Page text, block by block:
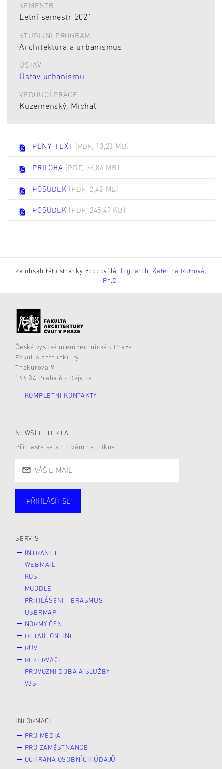
SEMESTR
Letní semestr 2021
STUDIJNÍ PROGRAM
Architektura a urbanismus
ÚSTAV
Ústav urbanismu
VEDOUCÍ PRÁCE
Kuzemenský, Michal
PLNY_TEXT (PDF, 13,20 MB)
PRILOHA (PDF, 34,84 MB)
POSUDEK (PDF, 2,42 MB)
POSUDEK (PDF, 245,49 KB)
Za obsah této stránky zodpovídá: Ing. arch. Kateřina Rottová,
Ph.D.
České vysoké učení technické v Praze
Fakulta architektury
Thákurova 9
166 34 Praha 6 - Dejvice
KOMPLETNÍ KONTAKTY
NEWSLETTER FA
Přihlaste se a nic vám neunikne.
PŘIHLÁSIT SE
SERVIS
INTRANET
WEBMAIL
KOS
MOODLE
PŘIHLÁŠENÍ - ERASMUS
USERMAP
NORMY ČSN
DETAIL ONLINE
RUV
REZERVACE
PROVOZNÍ DOBA A SLUŽBY
V3S
INFORMACE
PRO MÉDIA
PRO ZAMĚSTNANCE
OCHRANA OSOBNÍCH ÚDAJŮ